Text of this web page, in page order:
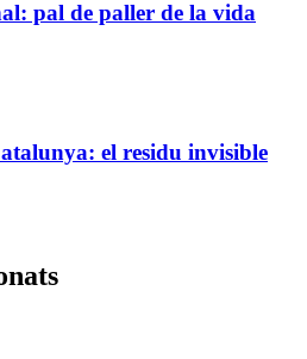
pal de paller de la vida
el residu invisible